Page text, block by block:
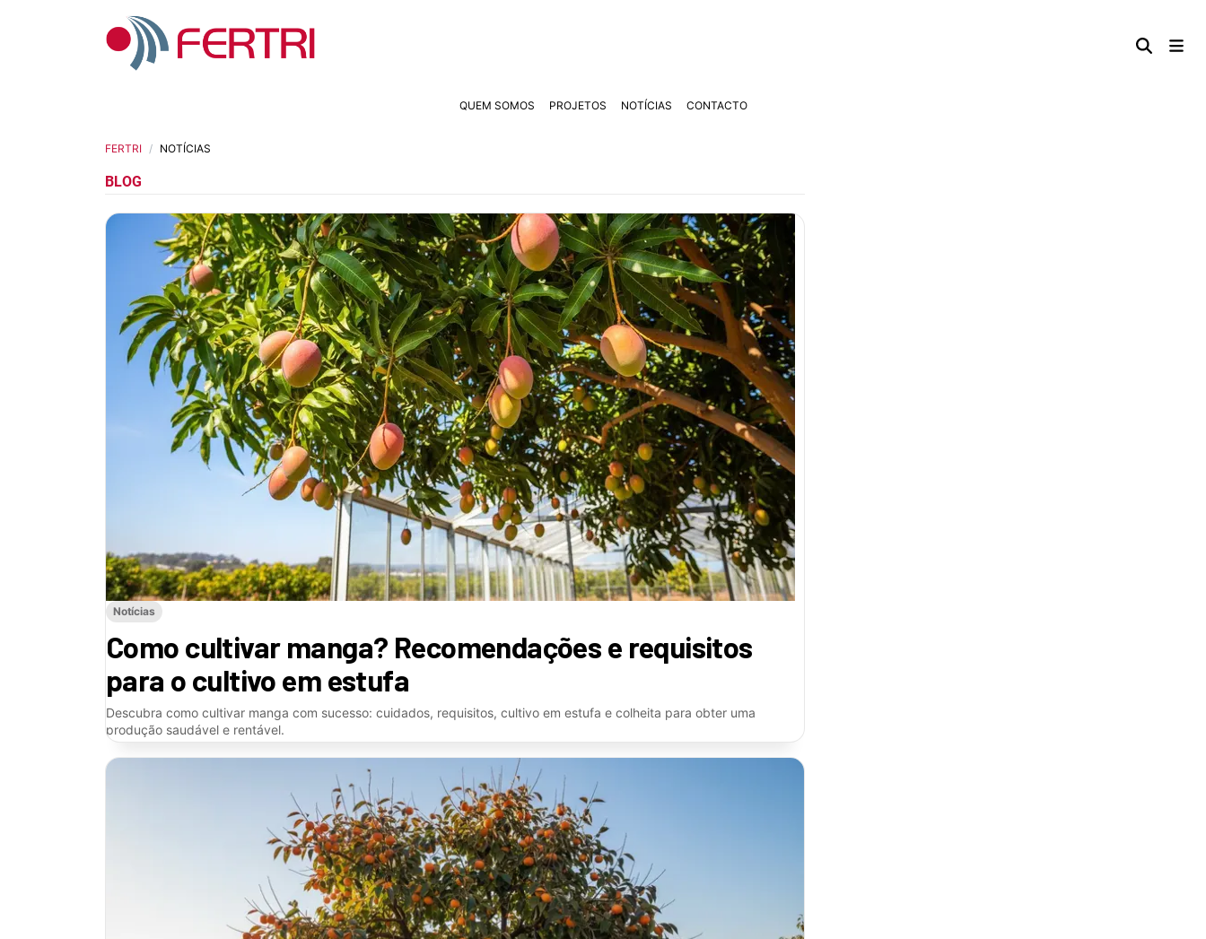
QUEM SOMOS PROJETOS NOTÍCIAS CONTACTO
FERTRI NOTÍCIAS
BLOG
Notícias
Como cultivar manga? Recomendações e requisitos
para o cultivo em estufa
Descubra como cultivar manga com sucesso: cuidados, requisitos, cultivo em estufa e colheita para obter uma
produção saudável e rentável.